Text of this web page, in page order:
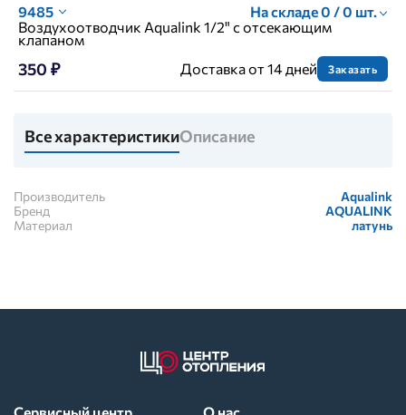
9485
На складе 0 / 0 шт.
Воздухоотводчик Aqualink 1/2" с отсекающим
клапаном
350 ₽ Доставка от 14 дней Заказать
Все характеристикиОписание
Производитель
Aqualink
Бренд
AQUALINK
Материал
латунь